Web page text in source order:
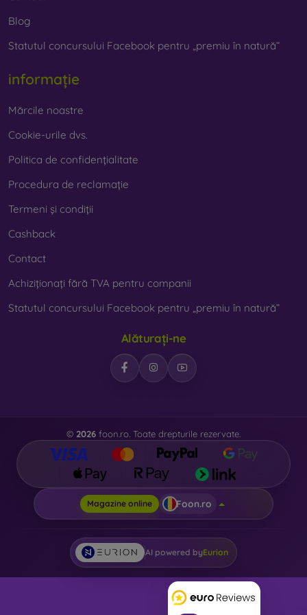
Pe magazinul nostru onlineFOONveți găsi zeci de huse
Trebuie doar să o alegeți pe cea potrivită pentru
dumneavoastră.
Blog
Statutul concursului Facebook pentru „premiu în natură”
informație
Mărcile noastre
Cookie-urile dvs.
Politica de confidențialitate
Procedura de reclamație
Termeni și condiții
Cashback
Contact
Achiziționați fără TVA pentru companii
Statutul concursului Facebook pentru „premiu în natură”
Alăturați-ne
© 2026 foon.ro. Toate drepturile rezervate.
Magazine online Foon.ro
AI powered byEurion